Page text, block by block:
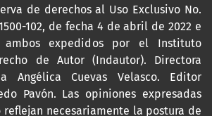
de derechos al Uso Exclusivo No.
102, de fecha 4 de abril de 2022 e
ambos expedidos por el Instituto
de Autor (Indautor). Directora
Angélica Cuevas Velasco. Editor
Pavón. Las opiniones expresadas
reflejan necesariamente la postura de